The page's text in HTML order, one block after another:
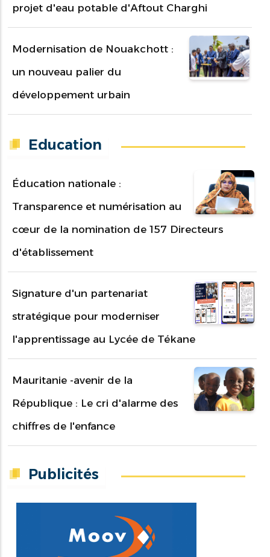
projet d'eau potable d'Aftout Charghi
Modernisation de Nouakchott :
un nouveau palier du
développement urbain
Education
Éducation nationale :
Transparence et numérisation au
cœur de la nomination de 157 Directeurs
d'établissement
Signature d'un partenariat
stratégique pour moderniser
l'apprentissage au Lycée de Tékane
Mauritanie -avenir de la
République : Le cri d'alarme des
chiffres de l'enfance
Publicités